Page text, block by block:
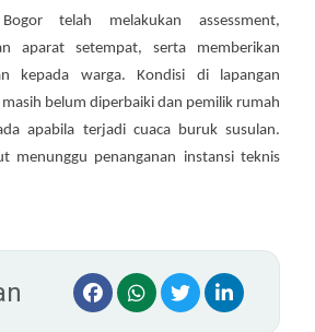
telah melakukan assessment,
aparat setempat, serta memberikan
kepada warga. Kondisi di lapangan
belum diperbaiki dan pemilik rumah
apabila terjadi cuaca buruk susulan.
menunggu penanganan instansi teknis